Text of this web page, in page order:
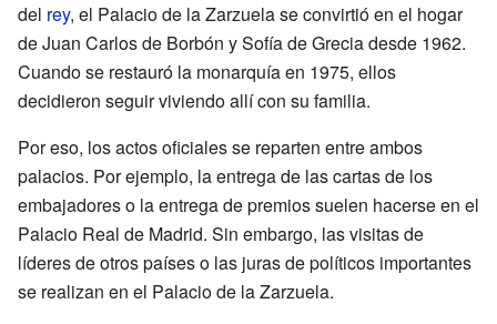
del rey, el Palacio de la Zarzuela se convirtió en el hogar
de Juan Carlos de Borbón y Sofía de Grecia desde 1962.
Cuando se restauró la monarquía en 1975, ellos
decidieron seguir viviendo allí con su familia.
Por eso, los actos oficiales se reparten entre ambos
palacios. Por ejemplo, la entrega de las cartas de los
embajadores o la entrega de premios suelen hacerse en el
Palacio Real de Madrid. Sin embargo, las visitas de
líderes de otros países o las juras de políticos importantes
se realizan en el Palacio de la Zarzuela.